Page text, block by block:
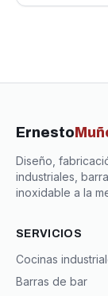
Ernesto
Diseño,
industriales,
inoxidable a la
SERVICIOS
Cocinas
Barras de bar